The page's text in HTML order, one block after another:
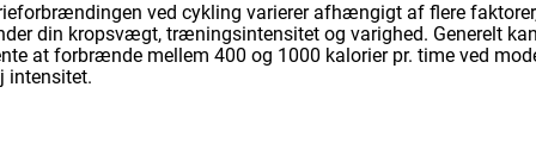
ved cykling varierer afhængigt af flere
din kropsvægt, træningsintensitet og varighed. Generelt
at forbrænde mellem 400 og 1000 kalorier pr. time ved
intensitet.